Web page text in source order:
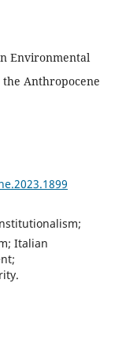
Environmental
Anthropocene
Italian